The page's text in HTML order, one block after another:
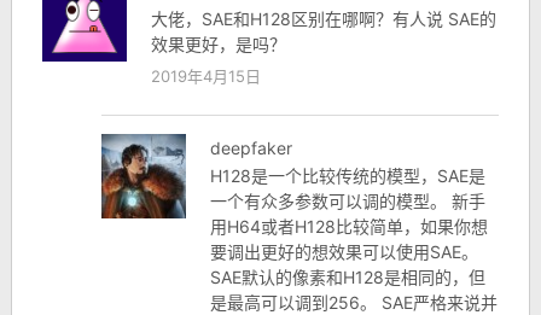
大佬，SAE和H128区别在哪啊？有人说 SAE的
效果更好，是吗？
2019年4月15日
deepfaker
H128是一个比较传统的模型，SAE是
一个有众多参数可以调的模型。 新手
用H64或者H128比较简单，如果你想
要调出更好的想效果可以使用SAE。
SAE默认的像素和H128是相同的，但
是最高可以调到256。 SAE严格来说并